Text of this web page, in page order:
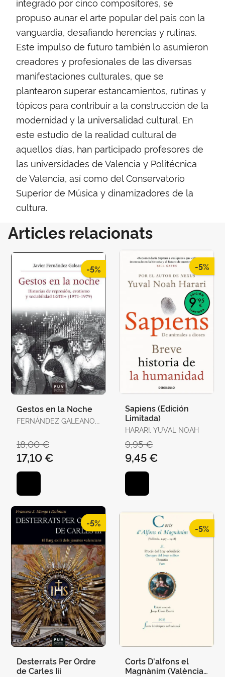
propuso aunar el arte popular del país con la
vanguardia, desafiando herencias y rutinas.
Este impulso de futuro también lo asumieron
creadores y profesionales de las diversas
manifestaciones culturales, que se
plantearon superar estancamientos, rutinas y
tópicos para contribuir a la construcción de la
modernidad y la universalidad cultural. En
este estudio de la realidad cultural de
aquellos días, han participado profesores de
las universidades de Valencia y Politécnica
de Valencia, así como del Conservatorio
Superior de Música y dinamizadores de la
cultura.
Articles relacionats
-5%
Gestos en la Noche
FERNÁNDEZ GALEANO,
18,00 €
17,10 €
-5%
Sapiens (Edición
Limitada)
HARARI, YUVAL NOAH
9,95 €
9,45 €
-5%
Desterrats Per Ordre
de Carles Iii
-5%
Corts D'alfons el
Magnànim (València,